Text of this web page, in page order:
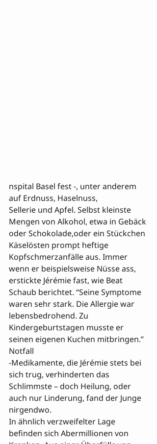
nspital Basel fest -, unter anderem
auf Erdnuss, Haselnuss,
Sellerie und Apfel. Selbst kleinste
Mengen von Alkohol, etwa in Gebäck
oder Schokolade,oder ein Stückchen
Käselösten prompt heftige
Kopfschmerzanfälle aus. Immer
wenn er beispielsweise Nüsse ass,
erstickte Jérémie fast, wie Beat
Schaub berichtet. “Seine Symptome
waren sehr stark. Die Allergie war
lebensbedrohend. Zu
Kindergeburtstagen musste er
seinen eigenen Kuchen mitbringen.”
Notfall
-Medikamente, die Jérémie stets bei
sich trug, verhinderten das
Schlimmste – doch Heilung, oder
auch nur Linderung, fand der Junge
nirgendwo.
In ähnlich verzweifelter Lage
befinden sich Abermillionen von